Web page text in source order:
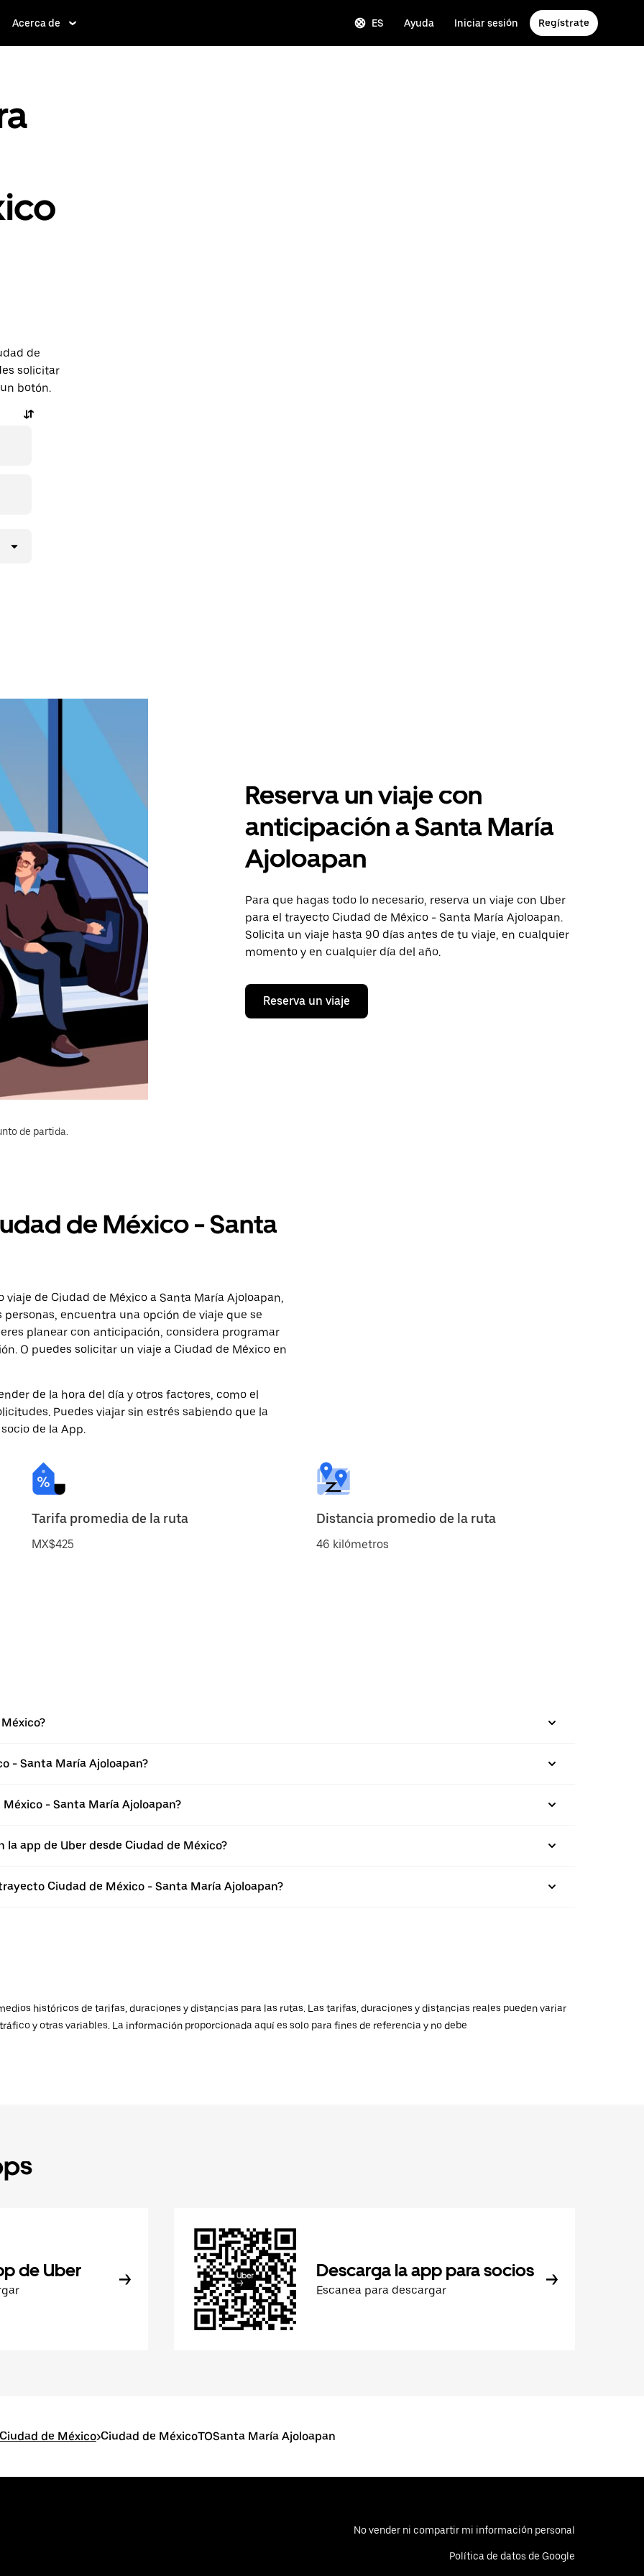
Acerca de ES Ayuda Iniciar sesión Regístrate
de
solicitar
botón.
Reserva un viaje con
anticipación a Santa María
Ajoloapan
Para que hagas todo lo necesario, reserva un viaje con Uber
para el trayecto Ciudad de México - Santa María Ajoloapan.
Solicita un viaje hasta 90 días antes de tu viaje, en cualquier
momento y en cualquier día del año.
Reserva un viaje
de partida.
de México - Santa
de Ciudad de México a Santa María Ajoloapan,
encuentra una opción de viaje que se
planear con anticipación, considera programar
O puedes solicitar un viaje a Ciudad de México en
de la hora del día y otros factores, como el
Puedes viajar sin estrés sabiendo que la
de la App.
Tarifa promedia de la ruta
MX$425
Distancia promedio de la ruta
46 kilómetros
- Santa María Ajoloapan?
- Santa María Ajoloapan?
app de Uber desde Ciudad de México?
Ciudad de México - Santa María Ajoloapan?
históricos de tarifas, duraciones y distancias para las rutas. Las tarifas, duraciones y distancias reales pueden variar
y otras variables. La información proporcionada aquí es solo para fines de referencia y no debe
de Uber Descarga la app para socios
Escanea para descargar
de México>Ciudad de MéxicoTOSanta María Ajoloapan
No vender ni compartir mi información personal
Política de datos de Google